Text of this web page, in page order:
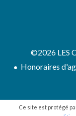
©2026 LES
Honoraires
Ce site est protégé